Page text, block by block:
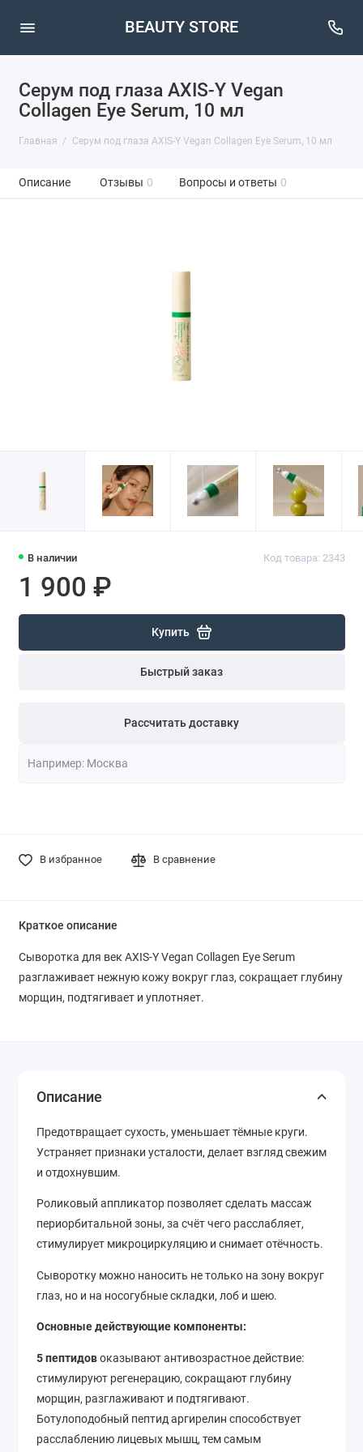
BEAUTY STORE
Серум под глаза AXIS-Y Vegan
Collagen Eye Serum, 10 мл
Главная Серум под глаза AXIS-Y Vegan Collagen Eye Serum, 10 мл
Описание Отзывы 0 Вопросы и ответы 0
В наличии Код товара: 2343
1 900 ₽
Купить
Быстрый заказ
Рассчитать доставку
В избранное В сравнение
Краткое описание
Сыворотка для век AXIS-Y Vegan Collagen Eye Serum
разглаживает нежную кожу вокруг глаз, сокращает глубину
морщин, подтягивает и уплотняет.
Описание
Предотвращает сухость, уменьшает тёмные круги.
Устраняет признаки усталости, делает взгляд свежим
и отдохнувшим.
Роликовый аппликатор позволяет сделать массаж
периорбитальной зоны, за счёт чего расслабляет,
стимулирует микроциркуляцию и снимает отёчность.
Сыворотку можно наносить не только на зону вокруг
глаз, но и на носогубные складки, лоб и шею.
Основные действующие компоненты:
5 пептидовоказывают антивозрастное действие:
стимулируют регенерацию, сокращают глубину
морщин, разглаживают и подтягивают.
Ботулоподобный пептид аргирелин способствует
расслаблению лицевых мышц, тем самым